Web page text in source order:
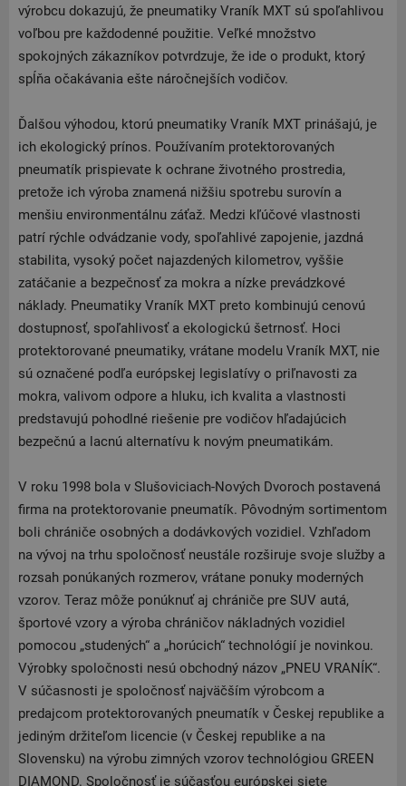
výrobcu dokazujú, že pneumatiky Vraník MXT sú spoľahlivou
voľbou pre každodenné použitie. Veľké množstvo
spokojných zákazníkov potvrdzuje, že ide o produkt, ktorý
spĺňa očakávania ešte náročnejších vodičov.
Ďalšou výhodou, ktorú pneumatiky Vraník MXT prinášajú, je
ich ekologický prínos. Používaním protektorovaných
pneumatík prispievate k ochrane životného prostredia,
pretože ich výroba znamená nižšiu spotrebu surovín a
menšiu environmentálnu záťaž. Medzi kľúčové vlastnosti
patrí rýchle odvádzanie vody, spoľahlivé zapojenie, jazdná
stabilita, vysoký počet najazdených kilometrov, vyššie
zatáčanie a bezpečnosť za mokra a nízke prevádzkové
náklady. Pneumatiky Vraník MXT preto kombinujú cenovú
dostupnosť, spoľahlivosť a ekologickú šetrnosť. Hoci
protektorované pneumatiky, vrátane modelu Vraník MXT, nie
sú označené podľa európskej legislatívy o priľnavosti za
mokra, valivom odpore a hluku, ich kvalita a vlastnosti
predstavujú pohodlné riešenie pre vodičov hľadajúcich
bezpečnú a lacnú alternatívu k novým pneumatikám.
V roku 1998 bola v Slušoviciach-Nových Dvoroch postavená
firma na protektorovanie pneumatík. Pôvodným sortimentom
boli chrániče osobných a dodávkových vozidiel. Vzhľadom
na vývoj na trhu spoločnosť neustále rozširuje svoje služby a
rozsah ponúkaných rozmerov, vrátane ponuky moderných
vzorov. Teraz môže ponúknuť aj chrániče pre SUV autá,
športové vzory a výroba chráničov nákladných vozidiel
pomocou „studených“ a „horúcich“ technológií je novinkou.
Výrobky spoločnosti nesú obchodný názov „PNEU VRANÍK“.
V súčasnosti je spoločnosť najväčším výrobcom a
predajcom protektorovaných pneumatík v Českej republike a
jediným držiteľom licencie (v Českej republike a na
Slovensku) na výrobu zimných vzorov technológiou GREEN
DIAMOND. Spoločnosť je súčasťou európskej siete